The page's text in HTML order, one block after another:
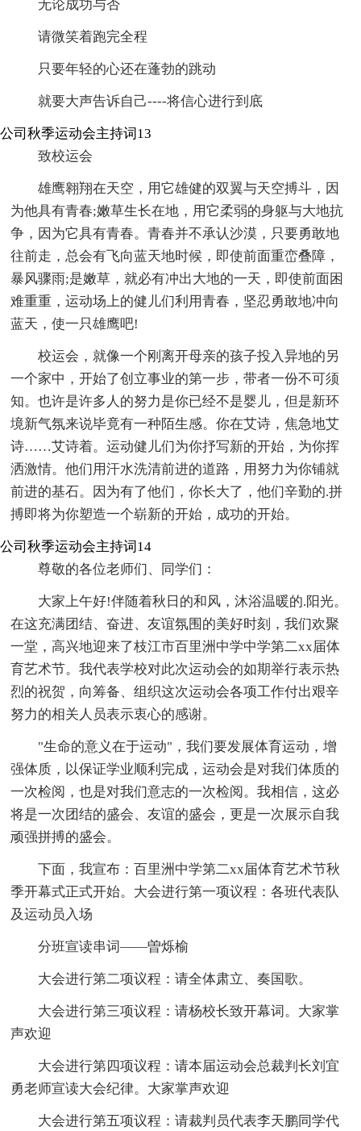
无论成功与否
请微笑着跑完全程
只要年轻的心还在蓬勃的跳动
就要大声告诉自己----将信心进行到底
公司秋季运动会主持词13
致校运会
雄鹰翱翔在天空，用它雄健的双翼与天空搏斗，因
为他具有青春;嫩草生长在地，用它柔弱的身躯与大地抗
争，因为它具有青春。青春并不承认沙漠，只要勇敢地
往前走，总会有飞向蓝天地时候，即使前面重峦叠障，
暴风骤雨;是嫩草，就必有冲出大地的一天，即使前面困
难重重，运动场上的健儿们利用青春，坚忍勇敢地冲向
蓝天，使一只雄鹰吧!
校运会，就像一个刚离开母亲的孩子投入异地的另
一个家中，开始了创立事业的第一步，带者一份不可须
知。也许是许多人的努力是你已经不是婴儿，但是新环
境新气氛来说毕竟有一种陌生感。你在艾诗，焦急地艾
诗……艾诗着。运动健儿们为你抒写新的开始，为你挥
洒激情。他们用汗水洗清前进的道路，用努力为你铺就
前进的基石。因为有了他们，你长大了，他们辛勤的.拼
搏即将为你塑造一个崭新的开始，成功的开始。
公司秋季运动会主持词14
尊敬的各位老师们、同学们：
大家上午好!伴随着秋日的和风，沐浴温暖的.阳光。
在这充满团结、奋进、友谊氛围的美好时刻，我们欢聚
一堂，高兴地迎来了枝江市百里洲中学中学第二xx届体
育艺术节。我代表学校对此次运动会的如期举行表示热
烈的祝贺，向筹备、组织这次运动会各项工作付出艰辛
努力的相关人员表示衷心的感谢。
"生命的意义在于运动"，我们要发展体育运动，增
强体质，以保证学业顺利完成，运动会是对我们体质的
一次检阅，也是对我们意志的一次检阅。我相信，这必
将是一次团结的盛会、友谊的盛会，更是一次展示自我
顽强拼搏的盛会。
下面，我宣布：百里洲中学第二xx届体育艺术节秋
季开幕式正式开始。大会进行第一项议程：各班代表队
及运动员入场
分班宣读串词——曽烁榆
大会进行第二项议程：请全体肃立、奏国歌。
大会进行第三项议程：请杨校长致开幕词。大家掌
声欢迎
大会进行第四项议程：请本届运动会总裁判长刘宜
勇老师宣读大会纪律。大家掌声欢迎
大会进行第五项议程：请裁判员代表李天鹏同学代